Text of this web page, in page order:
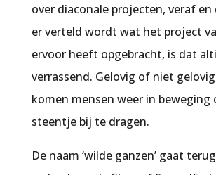
over diaconale projecten, veraf en
er verteld wordt wat het project
ervoor heeft opgebracht, is dat
verrassend. Gelovig of niet
komen mensen weer in beweging
steentje bij te dragen.
De naam ‘wilde ganzen’ gaat